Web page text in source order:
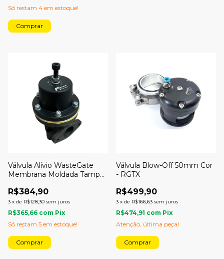
Só restam 4 em estoque!
Comprar
Válvula Alívio WasteGate
Membrana Moldada Tampa
R$384,90
3 x de R$128,30 sem juros
R$365,66 com Pix
Só restam 5 em estoque!
Válvula Blow-Off 50mm Cor
- RGTX
R$499,90
3 x de R$166,63 sem juros
R$474,91 com Pix
Atenção, última peça!
Comprar